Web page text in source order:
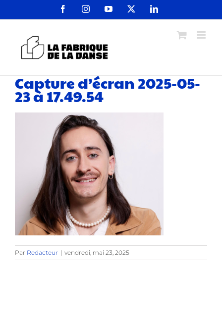
FacebookInstagramYouTube LinkedIn
Capture d’écran 2025-05-
23 à 17.49.54
Par Redacteur | vendredi, mai 23, 2025